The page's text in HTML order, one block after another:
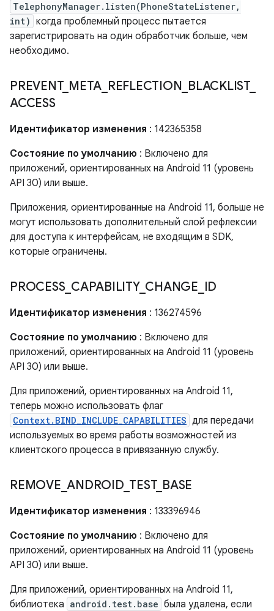
TelephonyManager.listen(PhoneStateListener,
int) когда проблемный процесс пытается
зарегистрировать на один обработчик больше, чем
необходимо.
PREVENT_ META REFLECTION BLACKLIST_
ACCESS
Идентификатор изменения : 142365358
Состояние по умолчанию : Включено для
приложений, ориентированных на Android 11 (уровень
API 30) или выше.
Приложения, ориентированные на Android 11, больше не
могут использовать дополнительный слой рефлексии
для доступа к интерфейсам, не входящим в SDK,
которые ограничены.
PROCESS_ CAPABILITY_ CHANGE ID
Идентификатор изменения : 136274596
Состояние по умолчанию : Включено для
приложений, ориентированных на Android 11 (уровень
API 30) или выше.
Для приложений, ориентированных на Android 11,
теперь можно использовать флаг
Context.BIND_INCLUDE_CAPABILITIES для передачи
используемых во время работы возможностей из
клиентского процесса в привязанную службу.
REMOVE _ANDROID_ TEST_ BASE
Идентификатор изменения : 133396946
Состояние по умолчанию : Включено для
приложений, ориентированных на Android 11 (уровень
API 30) или выше.
Для приложений, ориентированных на Android 11,
библиотека android.test.base была удалена, если